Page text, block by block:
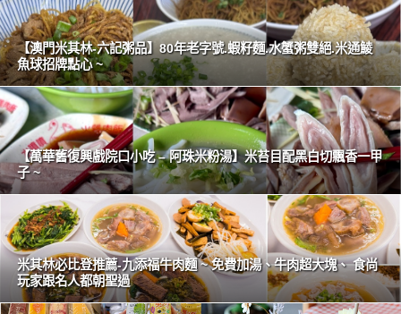
【澳門米其林-六記粥品】80年老字號.蝦籽麵.水蟹粥雙絕.米通鯪
魚球招牌點心 ~
【萬華舊復興戲院口小吃 – 阿珠米粉湯】米苔目配黑白切飄香一甲
子 ~
米其林必比登推薦-九添福牛肉麵 ~ 免費加湯、牛肉超大塊、 食尚
玩家跟名人都朝聖過